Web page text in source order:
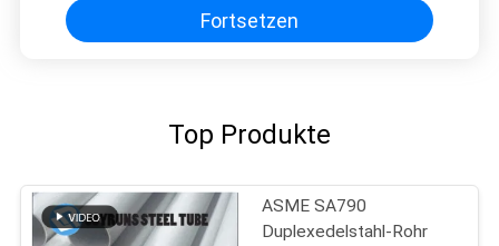
Fortsetzen
Top Produkte
ASME SA790
Duplexedelstahl-Rohr